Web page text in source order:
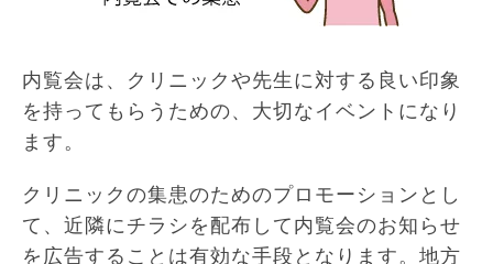
内覧会は、クリニックや先生に対する良い印象
を持ってもらうための、大切なイベントになり
ます。
クリニックの集患のためのプロモーションとし
て、近隣にチラシを配布して内覧会のお知らせ
を広告することは有効な手段となります。地方